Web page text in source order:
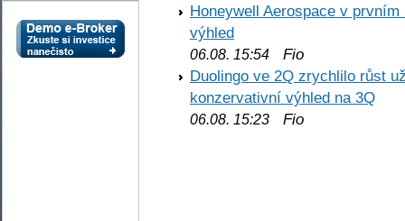
Honeywell Aerospace v
výhled
06.08. 15:54 Fio
Duolingo ve 2Q zrychlilo růst
konzervativní výhled na 3Q
06.08. 15:23 Fio